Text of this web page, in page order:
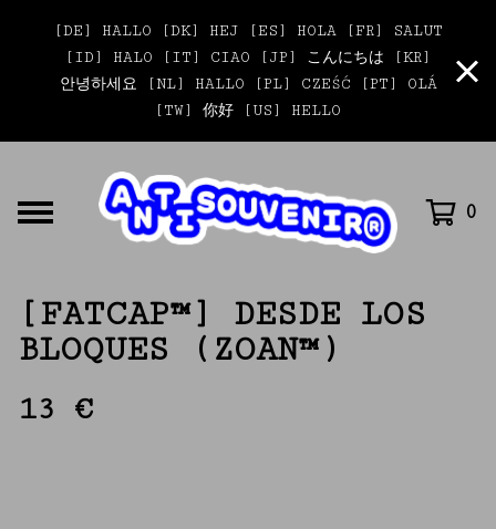
[DE] HALLO [DK] HEJ [ES] HOLA [FR] SALUT
[ID] HALO [IT] CIAO [JP] こんにちは [KR]
안녕하세요 [NL] HALLO [PL] CZEŚĆ [PT] OLÁ
[TW] 你好 [US] HELLO
0
[FATCAP™] DESDE LOS
BLOQUES (ZOAN™)
13 €